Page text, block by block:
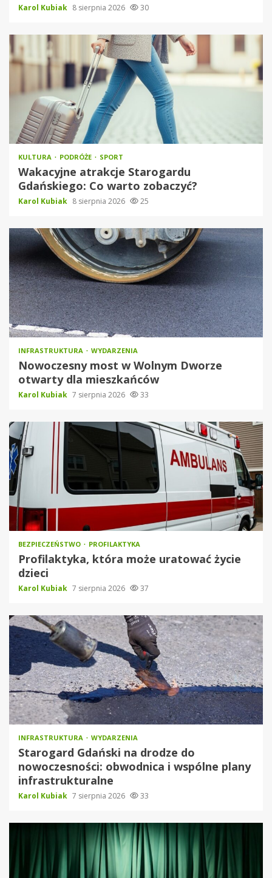
Karol Kubiak 8 sierpnia 2026 30
KULTURA PODRÓŻE SPORT
Wakacyjne atrakcje Starogardu
Gdańskiego: Co warto zobaczyć?
Karol Kubiak 8 sierpnia 2026 25
INFRASTRUKTURA WYDARZENIA
Nowoczesny most w Wolnym Dworze
otwarty dla mieszkańców
Karol Kubiak 7 sierpnia 2026 33
BEZPIECZEŃSTWO PROFILAKTYKA
Profilaktyka, która może uratować życie
dzieci
Karol Kubiak 7 sierpnia 2026 37
INFRASTRUKTURA WYDARZENIA
Starogard Gdański na drodze do
nowoczesności: obwodnica i wspólne plany
infrastrukturalne
Karol Kubiak 7 sierpnia 2026 33